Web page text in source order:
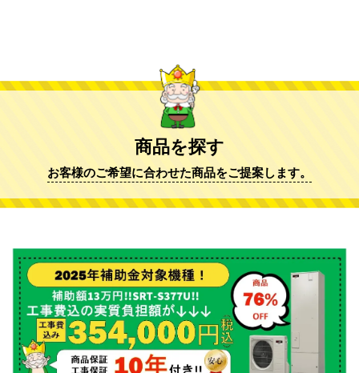
商品を探す
お客様のご希望に合わせた商品をご提案します。